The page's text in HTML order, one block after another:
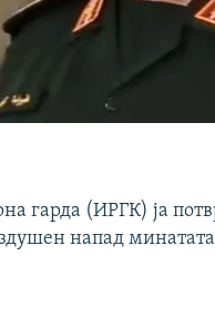
гарда (ИРГК) ја
напад